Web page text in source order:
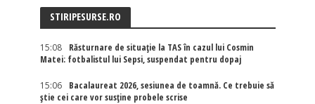
STIRIPESURSE.RO
15:08
Răsturnare de situație la TAS în cazul lui Cosmin
Matei: fotbalistul lui Sepsi, suspendat pentru dopaj
15:06
Bacalaureat 2026, sesiunea de toamnă. Ce trebuie să
știe cei care vor susține probele scrise